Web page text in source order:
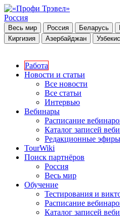
Россия
Весь мир Россия Беларусь
Киргизия
Азербайджан
Работа
Новости и статьи
Все новости
Все статьи
Интервью
Вебинары
Расписание
Каталог записей
Редакционные
TourWiki
Поиск партнёров
Россия
Весь мир
Обучение
Тестирования и
Расписание
Каталог записей